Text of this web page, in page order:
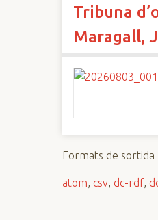
Tribuna
Maragall,
Formats de sortida
atom, csv, dc-rdf,